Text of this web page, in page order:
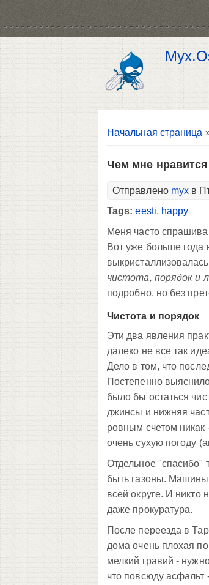
Вы здесь
Начальная страница
Чем мне
Отправлено myx в
Tags:eesti, happy
Меня часто
Вот уже больше года
чистота, порядок и
подробно, но без
Чистота и порядок
Эти два явления
далеко не все так
Дело в том, что
Постепенно
было бы остаться
джинсы и нижняя
ровным счетом никак
очень сухую погоду
Отдельное "спасибо"
быть газоны. Машины
всей округе. И никто
даже прокуратура.
После переезда в
дома очень плохая
мелкий гравий -
что повсюду асфальт